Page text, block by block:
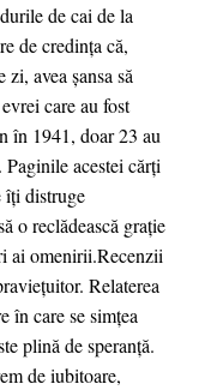
de cai de la
de credința că,
avea șansa să
care au fost
în 1941, doar 23 au
acestei cărți
îți distruge
o reclădească grație
ai omenirii.Recenzii
Relaterea
în care se simțea
plină de speranță.
de iubitoare,